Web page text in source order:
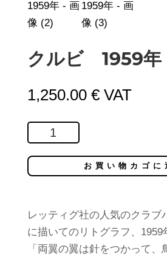
クルビ 1959年
1,250.00 € VAT
ル
ビ
1959
個
お買い物カゴに
レッティグ社の人気のクラブ
に描いてのリトグラフ、1959
「両翼の翼は針をつかって、